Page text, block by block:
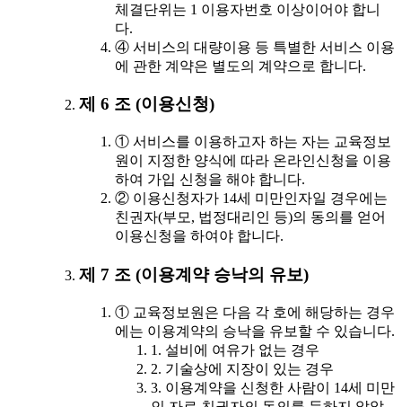
체결단위는 1 이용자번호 이상이어야 합니
다.
④ 서비스의 대량이용 등 특별한 서비스 이용
에 관한 계약은 별도의 계약으로 합니다.
제 6 조 (이용신청)
① 서비스를 이용하고자 하는 자는 교육정보
원이 지정한 양식에 따라 온라인신청을 이용
하여 가입 신청을 해야 합니다.
② 이용신청자가 14세 미만인자일 경우에는
친권자(부모, 법정대리인 등)의 동의를 얻어
이용신청을 하여야 합니다.
제 7 조 (이용계약 승낙의 유보)
① 교육정보원은 다음 각 호에 해당하는 경우
에는 이용계약의 승낙을 유보할 수 있습니다.
1. 설비에 여유가 없는 경우
2. 기술상에 지장이 있는 경우
3. 이용계약을 신청한 사람이 14세 미만